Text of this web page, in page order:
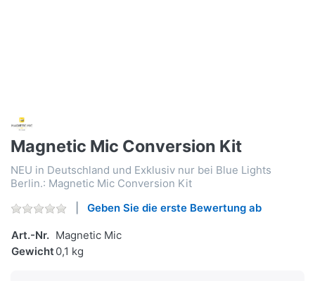
Magnetic Mic Conversion Kit
NEU in Deutschland und Exklusiv nur bei Blue Lights
Berlin.: Magnetic Mic Conversion Kit
Geben Sie die erste Bewertung ab
Art.-Nr. Magnetic Mic
Gewicht 0,1 kg